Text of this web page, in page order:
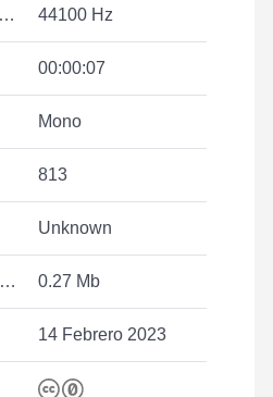
44100 Hz
00:00:07
Mono
813
Unknown
0.27 Mb
14 Febrero 2023